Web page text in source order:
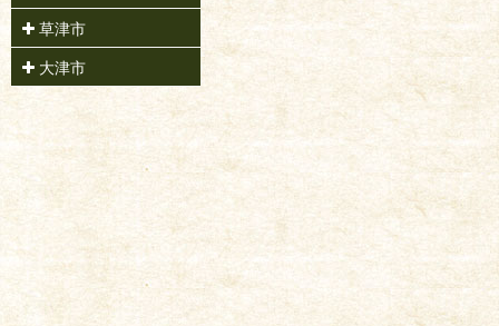
草津市
大津市